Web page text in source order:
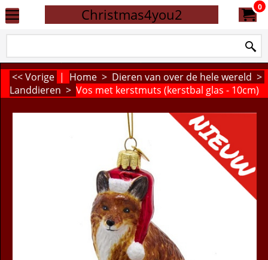
Christmas4you2 0
<< Vorige | Home > Dieren van over de hele wereld >
Landdieren > Vos met kerstmuts (kerstbal glas - 10cm)